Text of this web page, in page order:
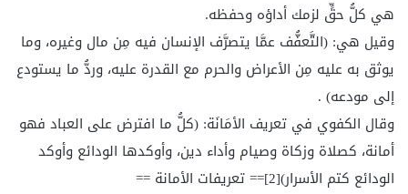
هي كلُّ حقٍّ لزمك أداؤه وحفظه.
وقيل هي: (التَّعفُّف عمَّا يتصرَّف الإنسان فيه مِن مال وغيره، وما
يوثق به عليه مِن الأعراض والحرم مع القدرة عليه، وردُّ ما يستودع
إلى مودعه) .
وقال الكفوي في تعريف الأمَانَة: (كلُّ ما افترض على العباد فهو
أمانة، كصلاة وزكاة وصيام وأداء دين، وأوكدها الودائع وأوكد
الودائع كتم الأسرار)[2]== تعريفات الأمانة ==